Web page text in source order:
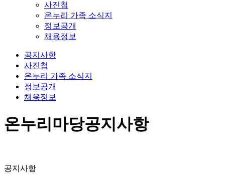
사진첩
온누리 가족 소식지
정보공개
채용정보
공지사항
사진첩
온누리 가족 소식지
정보공개
채용정보
온누리마당공지사항
공지사항